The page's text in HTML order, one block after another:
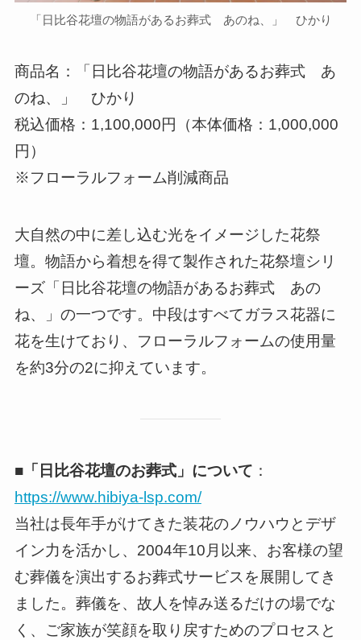
「日比谷花壇の物語があるお葬式 あのね、」 ひかり
商品名：「日比谷花壇の物語があるお葬式 あ
のね、」 ひかり
税込価格：1,100,000円（本体価格：1,000,000
円）
※フローラルフォーム削減商品
大自然の中に差し込む光をイメージした花祭
壇。物語から着想を得て製作された花祭壇シリ
ーズ「日比谷花壇の物語があるお葬式 あの
ね、」の一つです。中段はすべてガラス花器に
花を生けており、フローラルフォームの使用量
を約3分の2に抑えています。
■「日比谷花壇のお葬式」について ：
https://www.hibiya-lsp.com/
当社は長年手がけてきた装花のノウハウとデザ
イン力を活かし、2004年10月以来、お客様の望
む葬儀を演出するお葬式サービスを展開してき
ました。葬儀を、故人を悼み送るだけの場でな
く、ご家族が笑顔を取り戻すためのプロセスと